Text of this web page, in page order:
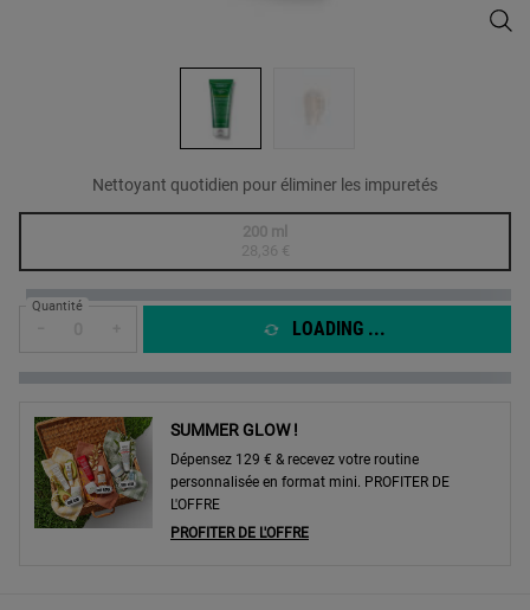
Oil
Nettoyant quotidien pour éliminer les impuretés
Selected
The product variation is out of stock,
200 ml
28,36 €
, 1 of 1
Quantité
LOADING ...
SUMMER GLOW !
Dépensez 129 € & recevez votre routine
personnalisée en format mini. PROFITER DE
L'OFFRE
PROFITER DE L'OFFRE